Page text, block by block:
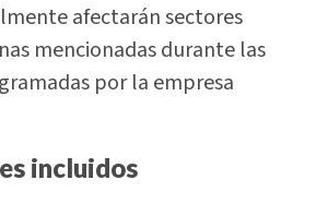
afectarán sectores
mencionadas durante las
por la empresa
incluidos